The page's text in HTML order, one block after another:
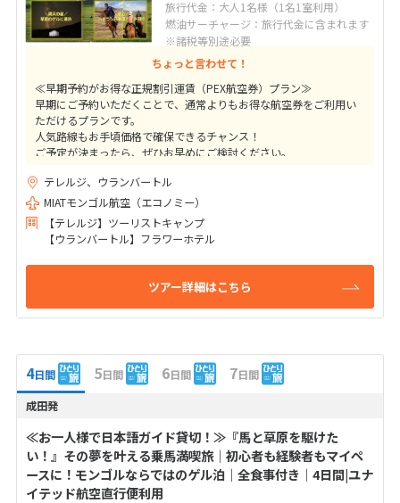
旅行代金：大人1名様（1名1室利用）
燃油サーチャージ：旅行代金に含まれます
※諸税等別途必要
ちょっと言わせて！
≪早期予約がお得な正規割引運賃（PEX航空券）プラン≫
早期にご予約いただくことで、通常よりもお得な航空券をご利用い
ただけるプランです。
人気路線もお手頃価格で確保できるチャンス！
ご予定が決まったら、ぜひお早めにご検討ください。
★ご出発41日前までの変更取消料は10,000円（目安額）！
高額なキャンセル料はかかりませんのでご安心下さい
テレルジ、ウランバートル
MIATモンゴル航空（エコノミー）
【テレルジ】ツーリストキャンプ
【ウランバートル】フラワーホテル
ツアー詳細はこちら
4日間 5日間 6日間 7日間
成田発
≪お一人様で日本語ガイド貸切！≫『馬と草原を駆けた
い！』その夢を叶える乗馬満喫旅｜初心者も経験者もマイペ
ースに！モンゴルならではのゲル泊｜全食事付き｜4日間|ユナ
イテッド航空直行便利用